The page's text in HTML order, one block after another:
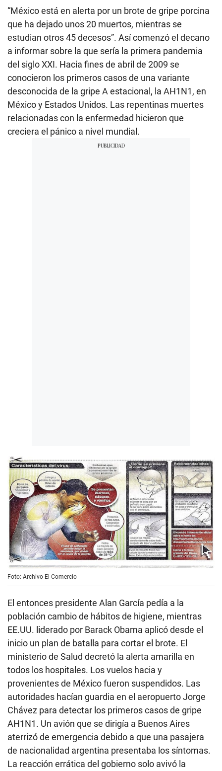
“México está en alerta por un brote de gripe porcina
que ha dejado unos 20 muertos, mientras se
estudian otros 45 decesos”. Así comenzó el decano
a informar sobre la que sería la primera pandemia
del siglo XXI. Hacia fines de abril de 2009 se
conocieron los primeros casos de una variante
desconocida de la gripe A estacional, la AH1N1, en
México y Estados Unidos. Las repentinas muertes
relacionadas con la enfermedad hicieron que
creciera el pánico a nivel mundial.
Foto: Archivo El Comercio
El entonces presidente Alan García pedía a la
población cambio de hábitos de higiene, mientras
EE.UU. liderado por Barack Obama aplicó desde el
inicio un plan de batalla para cortar el brote. El
ministerio de Salud decretó la alerta amarilla en
todos los hospitales. Los vuelos hacia y
provenientes de México fueron suspendidos. Las
autoridades hacían guardia en el aeropuerto Jorge
Chávez para detectar los primeros casos de gripe
AH1N1. Un avión que se dirigía a Buenos Aires
aterrizó de emergencia debido a que una pasajera
de nacionalidad argentina presentaba los síntomas.
La reacción errática del gobierno solo avivó la